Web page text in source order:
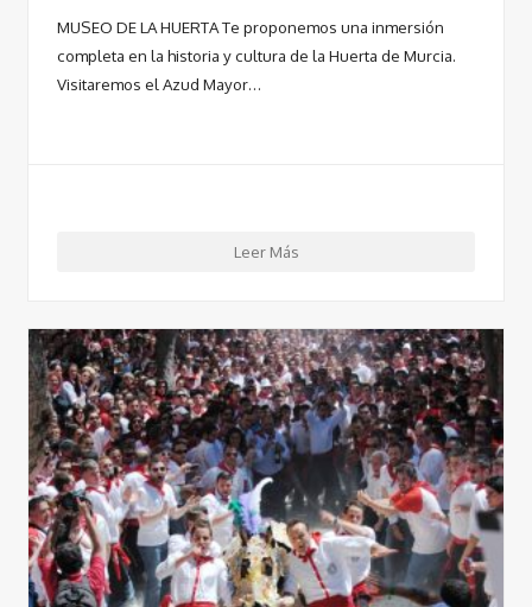
MUSEO DE LA HUERTA Te proponemos una inmersión
completa en la historia y cultura de la Huerta de Murcia.
Visitaremos el Azud Mayor…
Leer Más